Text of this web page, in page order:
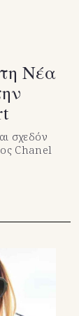
Νέα
σχεδόν
Chanel